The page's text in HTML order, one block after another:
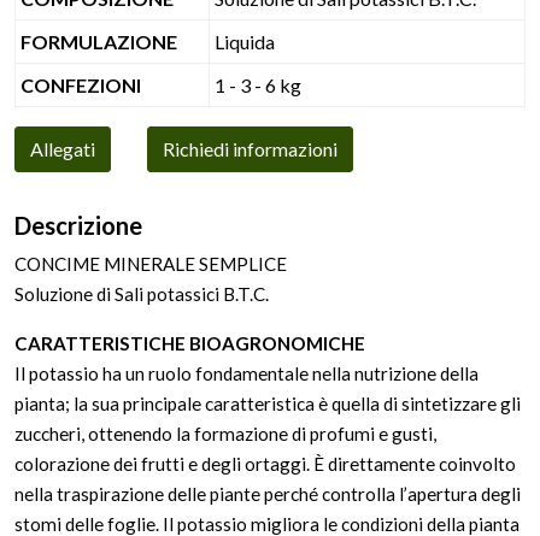
FORMULAZIONE
Liquida
CONFEZIONI
1 - 3 - 6 kg
Allegati Richiedi informazioni
Descrizione
CONCIME MINERALE SEMPLICE
Soluzione di Sali potassici B.T.C.
CARATTERISTICHE BIOAGRONOMICHE
Il potassio ha un ruolo fondamentale nella nutrizione della
pianta; la sua principale caratteristica è quella di sintetizzare gli
zuccheri, ottenendo la formazione di profumi e gusti,
colorazione dei frutti e degli ortaggi. È direttamente coinvolto
nella traspirazione delle piante perché controlla l’apertura degli
stomi delle foglie. Il potassio migliora le condizioni della pianta